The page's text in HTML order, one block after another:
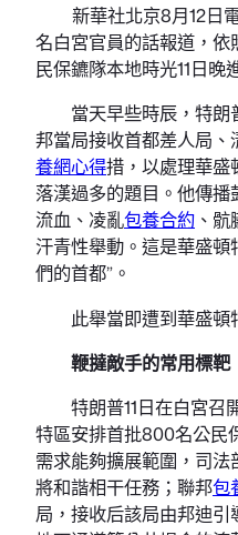
新華社北京8月12日
名白宮官員的話報道，
民保鑣隊本地時光11日晚
當天早些時辰，特朗
邦當局接收首都差人局
養網心得措，以處理華盛
落漢過多的題目。他傳播
流血、凌亂包養合約 、
汗青性舉動。這是華盛
們的首都”。
此舉當即遭到華盛頓
鞭撻敵手的常用標靶
特朗普11日在白宮召
特區安排首批800名公民
需求能夠擴展範圍，司
將和諧相干任務；聯邦包
局，接收后該局由邦迪